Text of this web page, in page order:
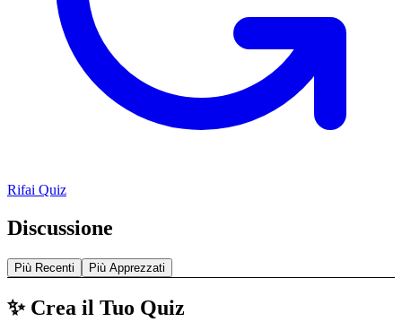
Rifai Quiz
Discussione
Più Recenti Più Apprezzati
✨ Crea il Tuo Quiz